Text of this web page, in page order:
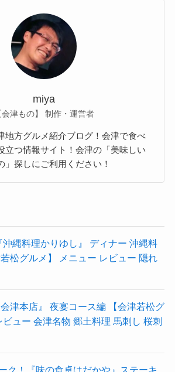
miya
会津もの】 制作・運営者
地方グルメ紹介ブログ！会津で食べ
立つ情報サイト！会津の「美味しい
」探しにご利用ください！
縄料理かりゆし』 ディナー 沖縄料
松グルメ】 メニュー レビュー 隠れ
津本店』 夜宴コース編 【会津若松グ
ビュー 会津名物 郷土料理 馬刺し 桜刺
ク！『味の食卓はだかや』ステーキ